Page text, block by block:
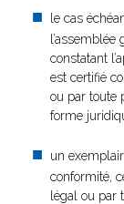
le cas
constatant
est certifié
ou par toute
forme
un
conformité,
légal ou par